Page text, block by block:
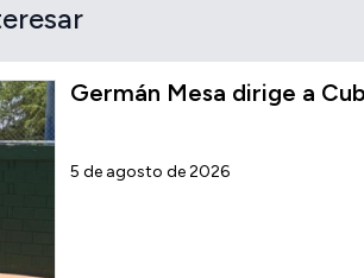
Germán Mesa dirige a
5 de agosto de 2026